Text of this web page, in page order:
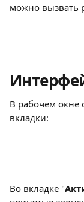
можно вызвать
В рабочем окне
вкладки:
Во вкладке "